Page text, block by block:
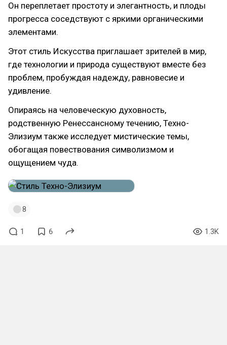
Он переплетает простоту и элегантность, и плоды
прогресса соседствуют с яркими органическими
элементами.
Этот стиль Искусства приглашает зрителей в мир,
где технологии и природа существуют вместе без
проблем, пробуждая надежду, равновесие и
удивление.
Опираясь на человеческую духовность,
родственную Ренессансному течению, Техно-
Элизиум также исследует мистические темы,
обогащая повествования символизмом и
ощущением чуда.
8
1 6 1.3K